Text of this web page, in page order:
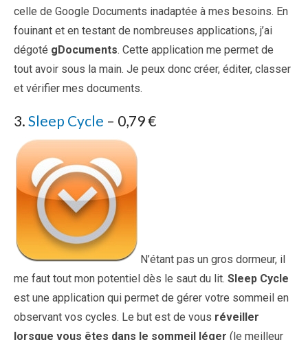
celle de Google Documents inadaptée à mes besoins. En
fouinant et en testant de nombreuses applications, j’ai
dégoté gDocuments. Cette application me permet de
tout avoir sous la main. Je peux donc créer, éditer, classer
et vérifier mes documents.
3. Sleep Cycle – 0,79 €
N’étant pas un gros dormeur, il
me faut tout mon potentiel dès le saut du lit. Sleep Cycle
est une application qui permet de gérer votre sommeil en
observant vos cycles. Le but est de vous réveiller
lorsque vous êtes dans le sommeil léger (le meilleur